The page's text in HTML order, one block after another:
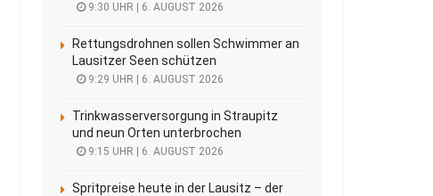
9:30 UHR | 6. AUGUST 2026
Rettungsdrohnen sollen Schwimmer an
Lausitzer Seen schützen
9:29 UHR | 6. AUGUST 2026
Trinkwasserversorgung in Straupitz
und neun Orten unterbrochen
9:15 UHR | 6. AUGUST 2026
Spritpreise heute in der Lausitz – der